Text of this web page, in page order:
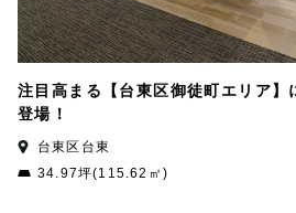
注目高まる【台東区御徒町エリア】
登場！
台東区台東
34.97坪(115.62㎡)